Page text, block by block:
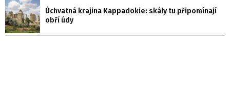
Úchvatná krajina Kappadokie: skály tu připomínají
obří údy